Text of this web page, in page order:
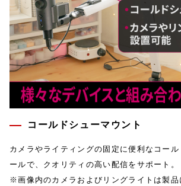
コールドシューマウント
カメラやライティングの固定に便利なコー
ールで、クオリティの高い配信をサポート。
※画像内のカメラおよびリングライトは製品